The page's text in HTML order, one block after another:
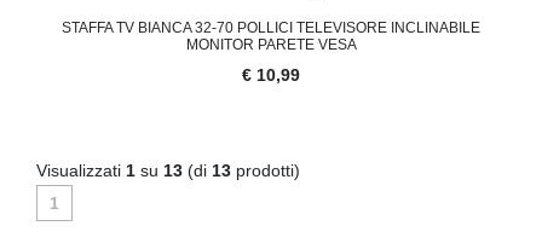
STAFFA TV BIANCA 32-70 POLLICI TELEVISORE INCLINABILE
MONITOR PARETE VESA
€ 10,99
Visualizzati 1 su 13 (di 13 prodotti)
1